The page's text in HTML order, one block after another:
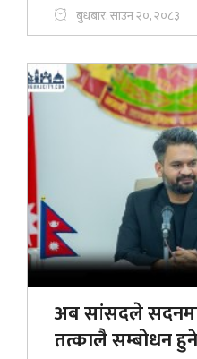
बुधबार, साउन २०, २०८३
अब सांसदले
तत्कालै सम्बोधन हुने